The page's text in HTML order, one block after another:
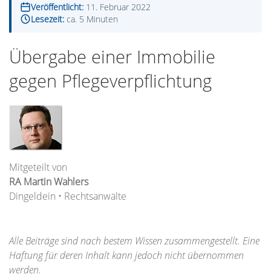
Veröffentlicht: 11. Februar 2022
Lesezeit:ca. 5 Minuten
Übergabe einer Immobilie
gegen Pflegeverpflichtung
Mitgeteilt von
RA Martin Wahlers
Dingeldein • Rechtsanwälte
Alle Beiträge sind nach bestem Wissen zusammengestellt. Eine
Haftung für deren Inhalt kann jedoch nicht übernommen
werden.